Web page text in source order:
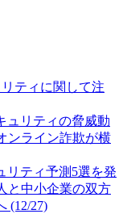
ティに関して注
ュリティの脅威動
ンライン詐欺が横
リティ予測5選を発
中小企業の双方
(12/27)